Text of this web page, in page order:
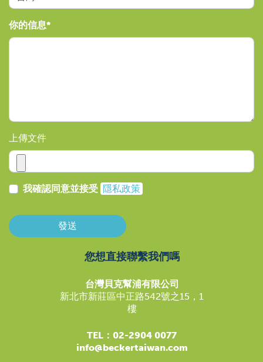
你的信息
上傳文件
我確認同意並接受 隱私政策
發送
您想直接聯繫我們嗎
台灣貝克幫浦有限公司
新北市新莊區中正路542號之15，1
樓
TEL：02-2904 0077
info@beckertaiwan.com